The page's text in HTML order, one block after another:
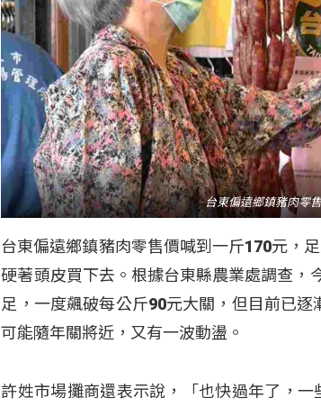
台東偏遠鄉鎮豬肉零
台東偏遠鄉鎮豬肉零售價喊到一斤170元，
硬著頭皮買下去。根據台東縣農業處調查，
足，一度飆破每公斤90元大關，但目前已
可能隨年關將近，又有一波動盪。
許姓市場攤商還表示說，「也快過年了，